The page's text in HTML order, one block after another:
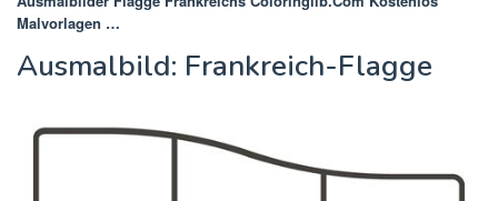
Malvorlagen …
Ausmalbild: Frankreich-Flagge